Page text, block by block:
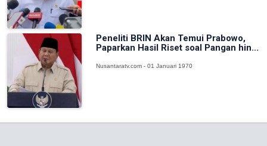
Peneliti BRIN Akan Temui Prabowo,
Paparkan Hasil Riset soal Pangan hin...
Nusantaratv.com - 01 Januari 1970